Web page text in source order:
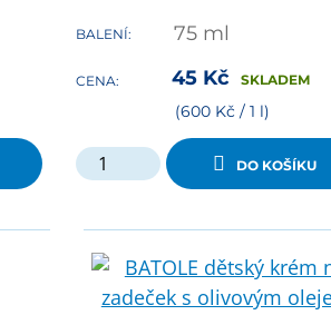
BALENÍ: 75ml
CENA: 45 Kč SKLADEM
(600 Kč / 1 l)
DO KOŠÍKU